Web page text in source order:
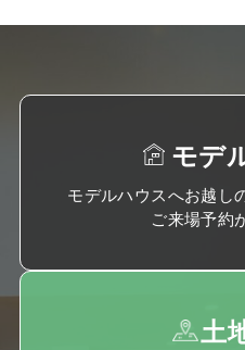
モデ
モデルハウスへお越し
ご来場予約
土